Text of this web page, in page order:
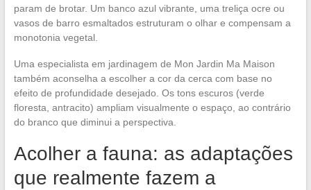
param de brotar. Um banco azul vibrante, uma treliça ocre ou
vasos de barro esmaltados estruturam o olhar e compensam a
monotonia vegetal.
Uma especialista em jardinagem de Mon Jardin Ma Maison
também aconselha a escolher a cor da cerca com base no
efeito de profundidade desejado. Os tons escuros (verde
floresta, antracito) ampliam visualmente o espaço, ao contrário
do branco que diminui a perspectiva.
Acolher a fauna: as adaptações
que realmente fazem a